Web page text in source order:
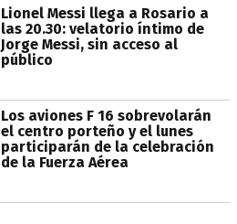
Lionel Messi llega a Rosario a
las 20.30: velatorio íntimo de
Jorge Messi, sin acceso al
público
Los aviones F 16 sobrevolarán
el centro porteño y el lunes
participarán de la celebración
de la Fuerza Aérea